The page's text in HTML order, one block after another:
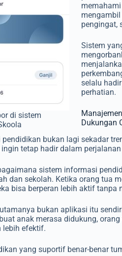
di sistem
pengingat,
Sistem
selalu
perhatian.
Dukungan
bukan lagi sekadar
tetap hadir dalam
sistem informasi
dan sekolah. Ketika orang tua
bisa berperan lebih aktif tanpa
bukan aplikasi itu
anak merasa didukung,
lebih efektif.
yang suportif benar-benar